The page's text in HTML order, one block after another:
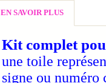
EN SAVOIR PLUS
Kit complet
une toile
signe ou numéro